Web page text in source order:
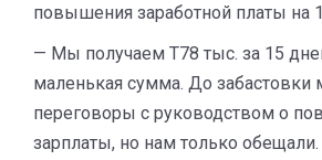
повышения заработной платы на
— Мы получаем Т78 тыс. за 15
маленькая сумма. До забастовки
переговоры с руководством о
зарплаты, но нам только